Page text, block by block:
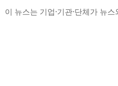
이 뉴스는 기업·기관·단체가 뉴